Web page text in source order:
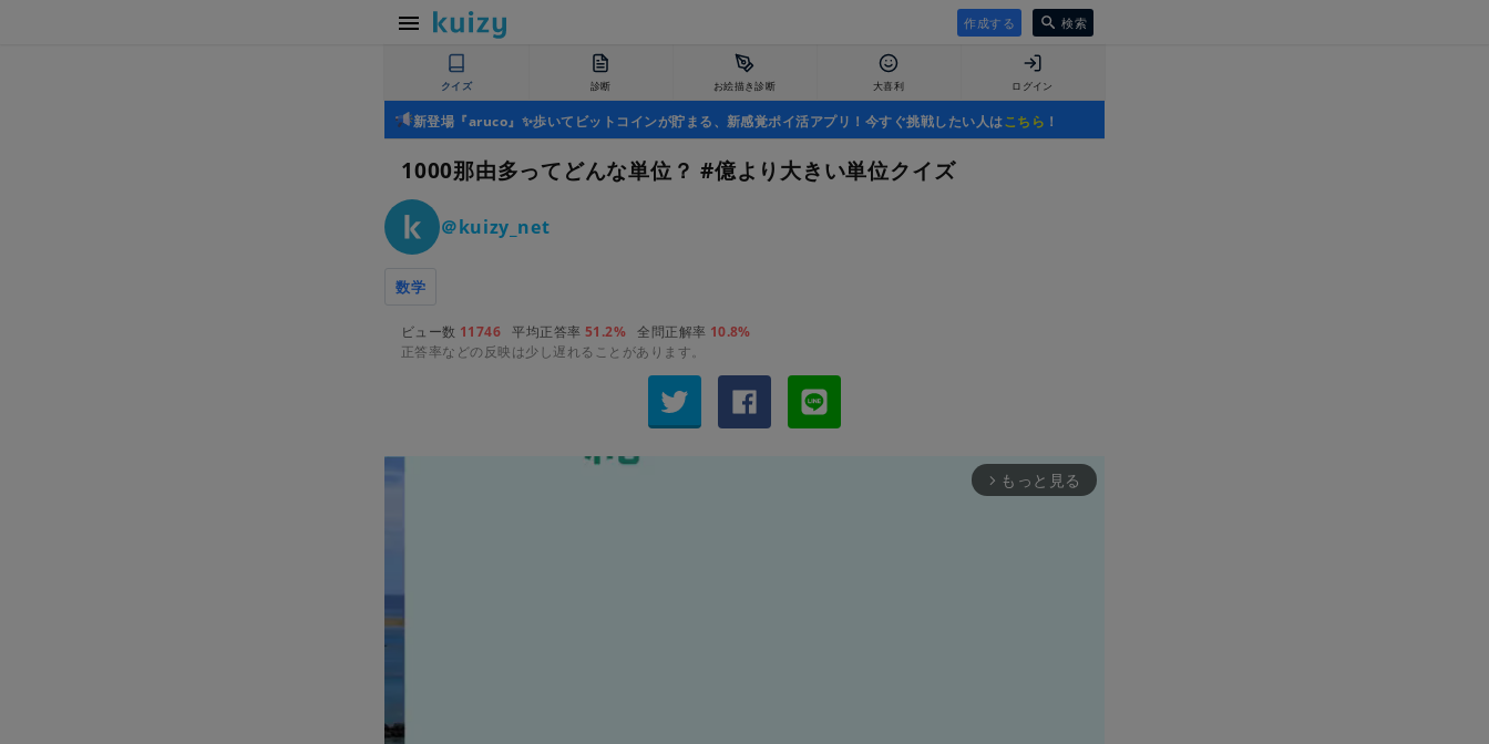
作成する 検索
クイズ 診断 お絵描き診断 大喜利 ログイン
新登場『aruco』✨歩いてビットコインが貯まる、新感覚ポイ活アプリ！今すぐ挑戦したい人はこちら ！
1000那由多ってどんな単位？ #億より大きい単位クイズ
＠kuizy_net
数学
ビュー数 11746 平均正答率 51.2% 全問正解率 10.8%
正答率などの反映は少し遅れることがあります。
arrow_forward_ios もっと見る